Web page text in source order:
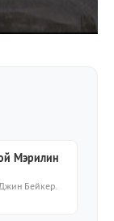
Мэрилин
Бейкер.